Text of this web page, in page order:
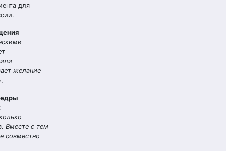
для
желание
Вместе с тем
совместно